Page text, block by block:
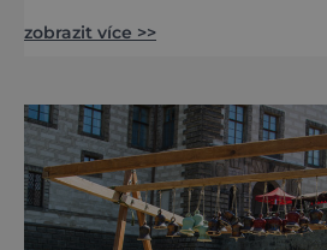
pavilonech a v pavilonu na
pojmenovaných po
autorech a autorkách.
v roce 2026 se zaměří na
zobrazit více >>